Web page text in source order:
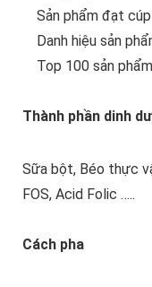
Sản phẩm đạt
Danh hiệu sản
Top 100 sản
Thành phần dinh
Sữa bột, Béo thực
FOS, Acid Folic …..
Cách pha